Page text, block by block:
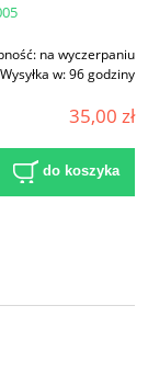
na wyczerpaniu
Wysyłka w:96 godziny
35,00 zł
do koszyka